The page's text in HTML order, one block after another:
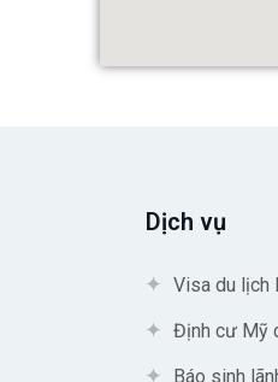
Dịch vụ
Visa du lịch
Định cư Mỹ
Báo sinh